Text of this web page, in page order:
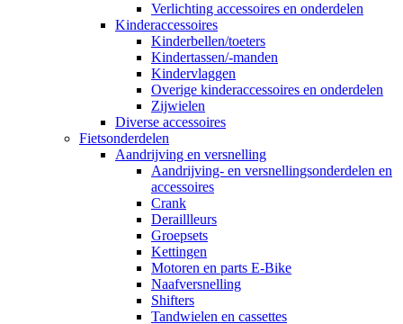
Verlichting accessoires en onderdelen
Kinderaccessoires
Kinderbellen/toeters
Kindertassen/-manden
Kindervlaggen
Overige kinderaccessoires en onderdelen
Zijwielen
Diverse accessoires
Fietsonderdelen
Aandrijving en versnelling
Aandrijving- en versnellingsonderdelen en
accessoires
Crank
Deraillleurs
Groepsets
Kettingen
Motoren en parts E-Bike
Naafversnelling
Shifters
Tandwielen en cassettes